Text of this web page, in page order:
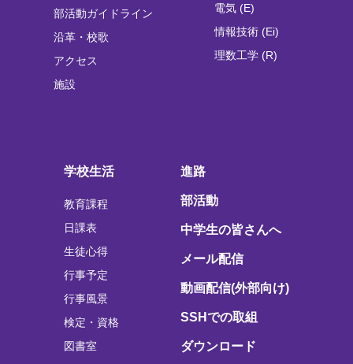
部活動ガイドライン
沿革・校歌
アクセス
施設
電気 (E)
情報技術 (Ei)
理数工学 (R)
学校生活
教育課程
日課表
生徒心得
行事予定
行事風景
検定・資格
図書室
進路
部活動
中学生の皆さんへ
メール配信
動画配信(外部向け)
SSHでの取組
ダウンロード